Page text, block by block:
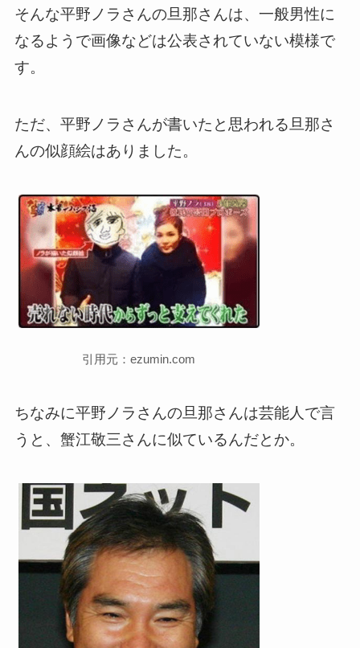
そんな平野ノラさんの旦那さんは、一般男性に
なるようで画像などは公表されていない模様で
す。
ただ、平野ノラさんが書いたと思われる旦那さ
んの似顔絵はありました。
引用元：ezumin.com
ちなみに平野ノラさんの旦那さんは芸能人で言
うと、蟹江敬三さんに似ているんだとか。